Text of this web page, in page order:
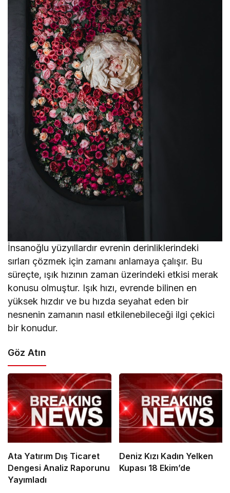
İnsanoğlu yüzyıllardır evrenin derinliklerindeki
sırları çözmek için zamanı anlamaya çalışır. Bu
süreçte, ışık hızının zaman üzerindeki etkisi merak
konusu olmuştur. Işık hızı, evrende bilinen en
yüksek hızdır ve bu hızda seyahat eden bir
nesnenin zamanın nasıl etkilenebileceği ilgi çekici
bir konudur.
Göz Atın
Ata Yatırım Dış Ticaret
Dengesi Analiz Raporunu
Yayımladı
Deniz Kızı Kadın Yelken
Kupası 18 Ekim’de